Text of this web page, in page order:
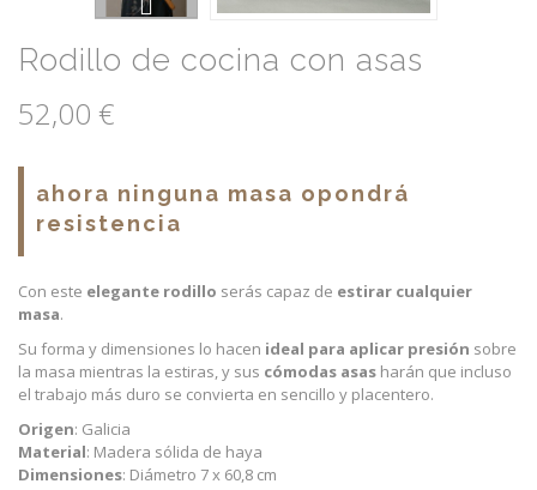
Rodillo de cocina con asas
52,00 €
ahora ninguna masa opondrá
resistencia
Con este elegante rodillo serás capaz de estirar cualquier
masa.
Su forma y dimensiones lo hacen ideal para aplicar presión sobre
la masa mientras la estiras, y sus cómodas asas harán que incluso
el trabajo más duro se convierta en sencillo y placentero.
Origen: Galicia
Material: Madera sólida de haya
Dimensiones: Diámetro 7 x 60,8 cm